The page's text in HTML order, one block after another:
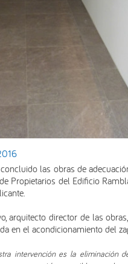
las obras de
Propietarios del Edificio
arquitecto director de las
en el acondicionamiento del
intervención es la eliminación